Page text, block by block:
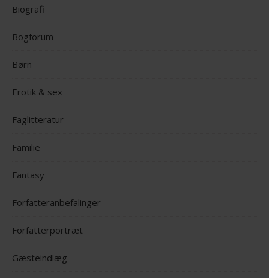
Biografi
Bogforum
Børn
Erotik & sex
Faglitteratur
Familie
Fantasy
Forfatteranbefalinger
Forfatterportræt
Gæsteindlæg